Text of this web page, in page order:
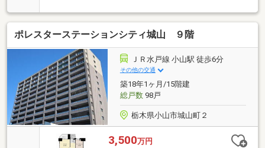
山駅徒歩５分ロケーションで、その上留守番いらずの
宅配ＢＯＸ付なので、ネット通販大好き派にはお勧め
です。ちなみに認定された専門事業者が検査した設計
住宅性能評価書有です。自然に団らんが生まれる３Ｌ
ＤＫ。是非その目でお確かめください。
ポレスターステーションシティ城山 ９階
ＪＲ水戸線 小山駅 徒歩6分
その他の交通
築18年1ヶ月/15階建
総戸数98戸
栃木県小山市城山町２
3,500万円